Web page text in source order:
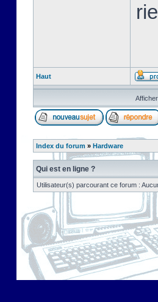
Haut
Index du forum » Hardware
Qui est en ligne ?
Utilisateur(s) parcourant ce forum :